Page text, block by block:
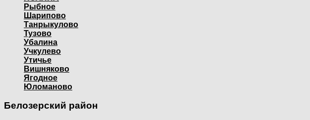
Рыбное
Шарипово
Танрыкулово
Тузово
Убалина
Учкулево
Утичье
Вишняково
Ягодное
Юломаново
Белозерский район